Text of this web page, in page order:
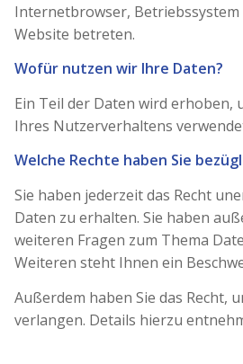
Internetbrowser,
Website betreten.
Wofür nutzen wir Ihre Daten?
Ein Teil der Daten wird erhoben,
Ihres Nutzerverhaltens
Welche Rechte haben Sie
Sie haben jederzeit das Recht
Daten zu erhalten. Sie haben
weiteren Fragen zum Thema
Weiteren steht Ihnen ein
Außerdem haben Sie das
verlangen. Details hierzu